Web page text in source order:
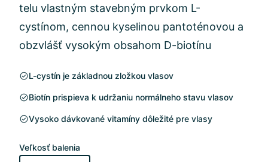
telu vlastným stavebným prvkom L-
cystínom, cennou kyselinou pantoténovou a
obzvlášť vysokým obsahom D-biotínu
L-cystín je základnou zložkou vlasov
Biotín prispieva k udržaniu normálneho stavu vlasov
Vysoko dávkované vitamíny dôležité pre vlasy
Veľkosť balenia